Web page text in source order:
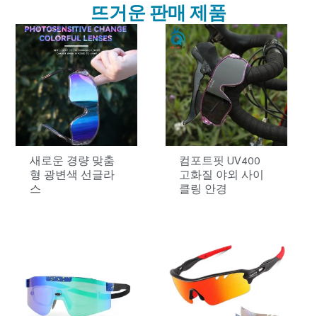
뜨거운 판매 제품
새로운 경량 맞춤
형 광변색 선글라
스
컴포트핏 UV400
고화질 야외 사이
클링 안경